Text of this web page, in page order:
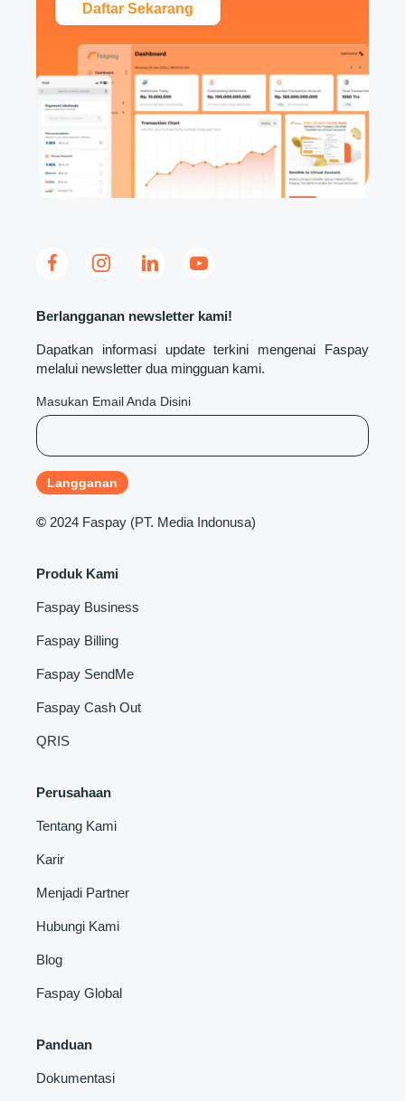
Daftar Sekarang
Berlangganan newsletter kami!
Dapatkan informasi update terkini mengenai Faspay
melalui newsletter dua mingguan kami.
Masukan Email Anda Disini
© 2024 Faspay (PT. Media Indonusa)
Produk Kami
Faspay Business
Faspay Billing
Faspay SendMe
Faspay Cash Out
QRIS
Perusahaan
Tentang Kami
Karir
Menjadi Partner
Hubungi Kami
Blog
Faspay Global
Panduan
Dokumentasi